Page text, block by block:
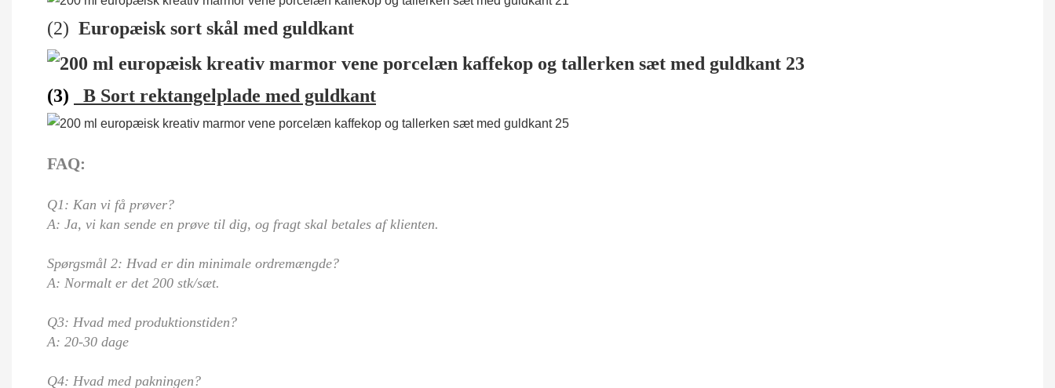
(2) Europæisk sort skål med guldkant
(3) B Sort rektangelplade med guldkant
FAQ:
Q1: Kan vi få prøver?
A: Ja, vi kan sende en prøve til dig, og fragt skal betales af klienten.
Spørgsmål 2: Hvad er din minimale ordremængde?
A: Normalt er det 200 stk/sæt.
Q3: Hvad med produktionstiden?
A: 20-30 dage
Q4: Hvad med pakningen?